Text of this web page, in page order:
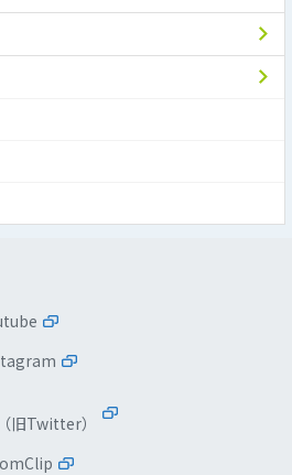
旧Twitter）